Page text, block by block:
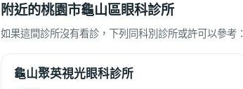
附近的桃園市龜山區眼科診所
如果這間診所沒有看診，下列同科別診所或許可以參考：
龜山聚英視光眼科診所